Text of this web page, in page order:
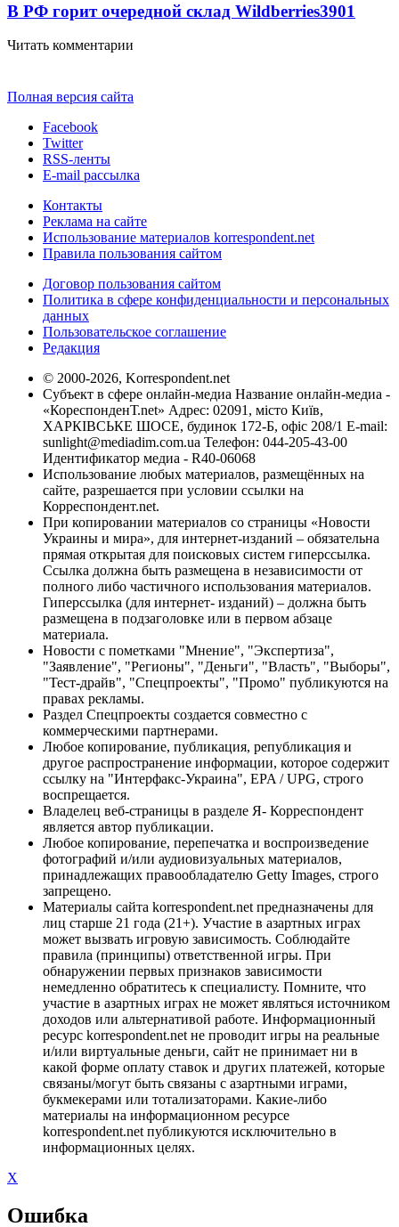
В РФ горит очередной склад Wildberries3901
Читать комментарии
Полная версия сайта
Facebook
Twitter
RSS-ленты
E-mail рассылка
Контакты
Реклама на сайте
Использование материалов korrespondent.net
Правила пользования сайтом
Договор пользования сайтом
Политика в сфере конфиденциальности и персональных
данных
Пользовательское соглашение
Редакция
© 2000-2026, Korrespondent.net
Субъект в сфере онлайн-медиа Название онлайн-медиа -
«КореспонденТ.net» Адрес: 02091, місто Київ,
ХАРКІВСЬКЕ ШОСЕ, будинок 172-Б, офіс 208/1 E-mail:
sunlight@mediadim.com.ua Телефон: 044-205-43-00
Идентификатор медиа - R40-06068
Использование любых материалов, размещённых на
сайте, разрешается при условии ссылки на
Корреспондент.net.
При копировании материалов со страницы «Новости
Украины и мира», для интернет-изданий – обязательна
прямая открытая для поисковых систем гиперссылка.
Ссылка должна быть размещена в независимости от
полного либо частичного использования материалов.
Гиперссылка (для интернет- изданий) – должна быть
размещена в подзаголовке или в первом абзаце
материала.
Новости с пометками "Мнение", "Экспертиза",
"Заявление", "Регионы", "Деньги", "Власть", "Выборы",
"Тест-драйв", "Спецпроекты", "Промо" публикуются на
правах рекламы.
Раздел Спецпроекты создается совместно с
коммерческими партнерами.
Любое копирование, публикация, републикация и
другое распространение информации, которое содержит
ссылку на "Интерфакс-Украина", EPA / UPG, строго
воспрещается.
Владелец веб-страницы в разделе Я- Корреспондент
является автор публикации.
Любое копирование, перепечатка и воспроизведение
фотографий и/или аудиовизуальных материалов,
принадлежащих правообладателю Getty Images, строго
запрещено.
Материалы сайта korrespondent.net предназначены для
лиц старше 21 года (21+). Участие в азартных играх
может вызвать игровую зависимость. Соблюдайте
правила (принципы) ответственной игры. При
обнаружении первых признаков зависимости
немедленно обратитесь к специалисту. Помните, что
участие в азартных играх не может являться источником
доходов или альтернативой работе. Информационный
ресурс korrespondent.net не проводит игры на реальные
и/или виртуальные деньги, сайт не принимает ни в
какой форме оплату ставок и других платежей, которые
связаны/могут быть связаны с азартными играми,
букмекерами или тотализаторами. Какие-либо
материалы на информационном ресурсе
korrespondent.net публикуются исключительно в
информационных целях.
X
Ошибка